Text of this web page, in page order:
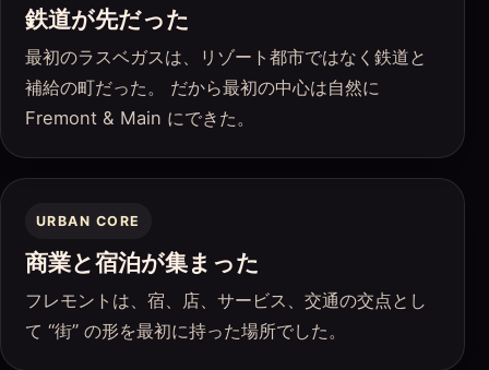
鉄道が先だった
最初のラスベガスは、リゾート都市ではなく鉄道と
補給の町だった。 だから最初の中心は自然に
Fremont & Main にできた。
URBAN CORE
商業と宿泊が集まった
フレモントは、宿、店、サービス、交通の交点とし
て “街” の形を最初に持った場所でした。